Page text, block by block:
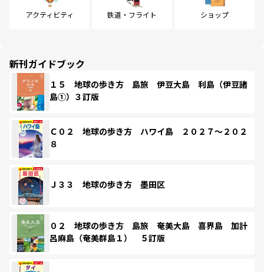
アクティビティ 鉄道・フライト ショップ
新刊ガイドブック
１５ 地球の歩き方 島旅 伊豆大島 利島（伊豆諸
島①）３訂版
Ｃ０２ 地球の歩き方 ハワイ島 ２０２７～２０２
８
Ｊ３３ 地球の歩き方 墨田区
０２ 地球の歩き方 島旅 奄美大島 喜界島 加計
呂麻島（奄美群島１） ５訂版